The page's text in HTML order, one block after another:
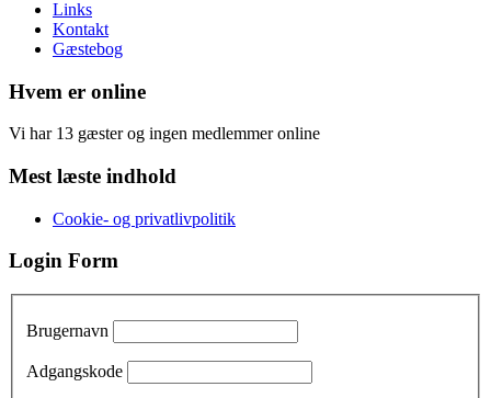
Links
Kontakt
Gæstebog
Hvem er online
Vi har 13 gæster og ingen medlemmer online
Mest læste indhold
Cookie- og privatlivpolitik
Login Form
Brugernavn
Adgangskode